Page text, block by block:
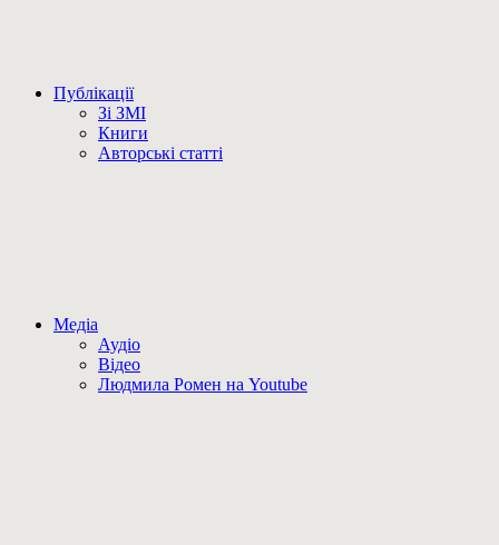
Публікації
Зі ЗМІ
Книги
Авторські статті
Медіа
Аудіо
Відео
Людмила Ромен на Youtube